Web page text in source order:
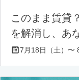
このまま賃貸
を解消し、あ
7月18日（土）〜